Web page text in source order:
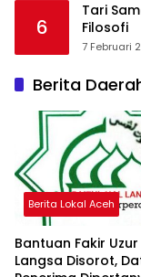
6
Tari
Filosofi
7 Februari
Berita
Berita Lokal Aceh
Bantuan Fakir
Langsa Disorot,